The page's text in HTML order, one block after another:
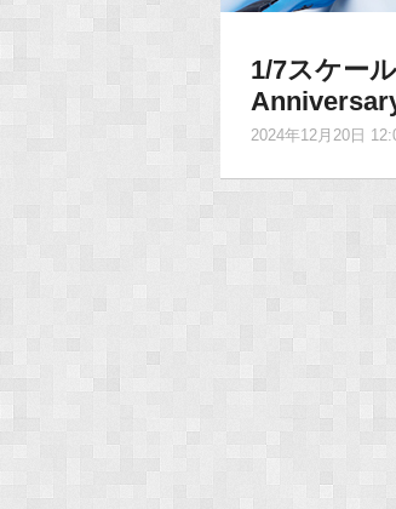
1/7スケー
2024年12月20日